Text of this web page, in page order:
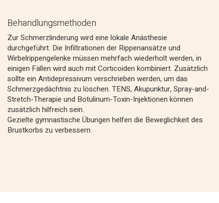
Behandlungsmethoden
Zur Schmerzlinderung wird eine lokale Anästhesie
durchgeführt. Die Infiltrationen der Rippenansätze und
Wirbelrippengelenke müssen mehrfach wiederholt werden, in
einigen Fällen wird auch mit Corticoiden kombiniert. Zusätzlich
sollte ein Antidepressivum verschrieben werden, um das
Schmerzgedächtnis zu löschen. TENS, Akupunktur, Spray-and-
Stretch-Therapie und Botulinum-Toxin-Injektionen können
zusätzlich hilfreich sein.
Gezielte gymnastische Übungen helfen die Beweglichkeit des
Brustkorbs zu verbessern.